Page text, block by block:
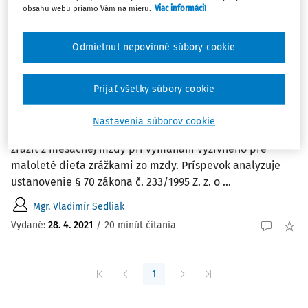
Najnovšie Najstaršie
Základná nepostihnuteľná suma pri
vymáhaní výživného pre maloleté dieťa
zrážkami zo mzdy
Príspevok sa zaoberá analýzou právnej úpravy určujúcej
zraziť z mesačnej mzdy pri vymáhaní výživného pre
maloleté dieťa zrážkami zo mzdy. Príspevok analyzuje
ustanovenie § 70 zákona č. 233/1995 Z. z. o ...
Mgr. Vladimír Sedliak
Vydané: 28. 4. 2021 / 20 minút čítania
1
obsahu webu priamo Vám na mieru. Viac informácií
Nastavenia súborov cookie
Odmietnut nepovinné súbory cookie
Prijať všetky súbory cookie